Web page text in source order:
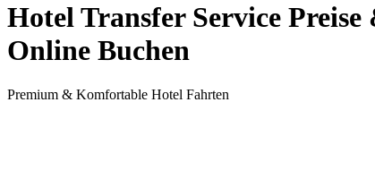
Hotel Transfer Service
Online Buchen
Premium & Komfortable Hotel Fahrten